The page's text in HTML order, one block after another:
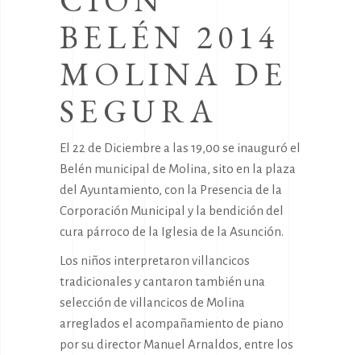
BELÉN 2014
MOLINA DE
SEGURA
El 22 de Diciembre a las 19,00 se inauguró el
Belén municipal de Molina, sito en la plaza
del Ayuntamiento, con la Presencia de la
Corporación Municipal y la bendición del
cura párroco de la Iglesia de la Asunción.
Los niños interpretaron villancicos
tradicionales y cantaron también una
selección de villancicos de Molina
arreglados el acompañamiento de piano
por su director Manuel Arnaldos, entre los